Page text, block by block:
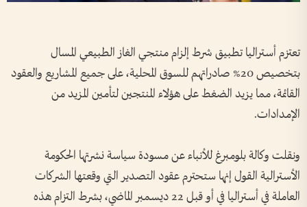
تعتزم أستراليا تطبيق شرط إلزام منتجي الغاز الطبيعي المسال
بتخصيص 20% صادراتهم للسوق المحلية، على جميع المشاريع والعقود
القائمة، مما يزيد الضغط على هؤلاء المنتجين لتأمين المزيد من
الإمدادات.
ونقلت وكالة بلومبرغ للأنباء عن مسودة سياسة نشرتها الحكومة
الأسترالية القول إنها ستحترم عقود التصدير التي وقعتها الشركات
العاملة في أستراليا في أو قبل 22 ديسمبر الماضي، بشرط التزام هذه